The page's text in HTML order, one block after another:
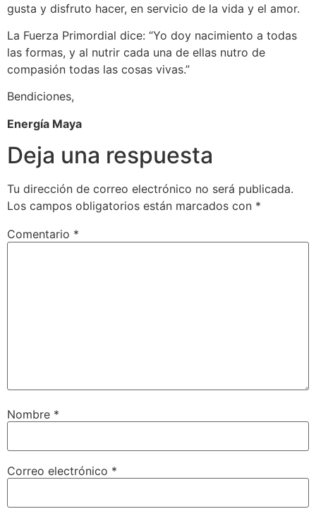
gusta y disfruto hacer, en servicio de la vida y el amor.
La Fuerza Primordial dice: “Yo doy nacimiento a todas
las formas, y al nutrir cada una de ellas nutro de
compasión todas las cosas vivas.”
Bendiciones,
Energía Maya
Deja una respuesta
Tu dirección de correo electrónico no será publicada.
Los campos obligatorios están marcados con *
Comentario *
Nombre *
Correo electrónico *